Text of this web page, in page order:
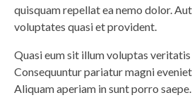
quisquam repellat ea nemo dolor.
voluptates quasi et provident.
Quasi eum sit illum voluptas
Consequuntur pariatur magni
Aliquam aperiam in sunt porro saepe.